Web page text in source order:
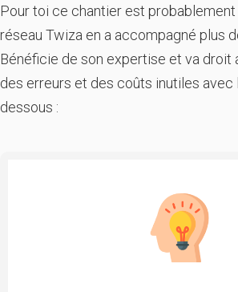
Pour toi ce chantier est probablement
réseau Twiza en a accompagné plus
Bénéficie de son expertise et va droit
des erreurs et des coûts inutiles
dessous :